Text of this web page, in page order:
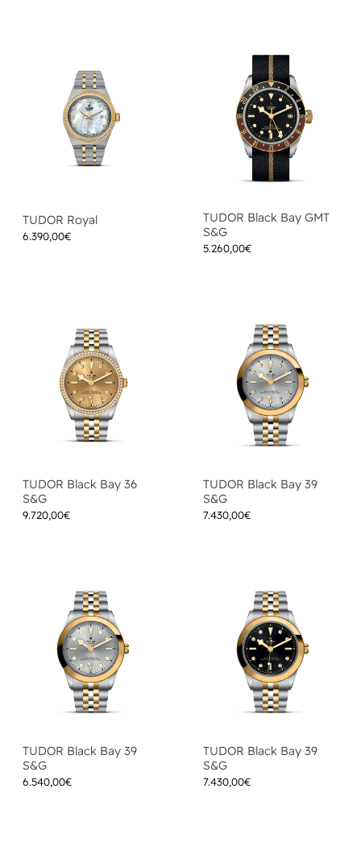
TUDOR Royal
6.390,00€
TUDOR Black Bay GMT
S&G
5.260,00€
TUDOR Black Bay 36
S&G
9.720,00€
TUDOR Black Bay 39
S&G
7.430,00€
TUDOR Black Bay 39
S&G
6.540,00€
TUDOR Black Bay 39
S&G
7.430,00€